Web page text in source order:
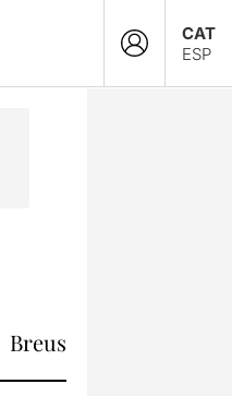
CAT
ESP
Breus